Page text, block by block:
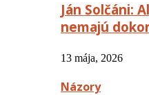
Ján Solčáni:
nemajú
13 mája, 2026
Názory